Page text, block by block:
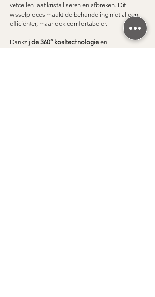
vetcellen laat kristalliseren en afbreken. Dit
wisselproces maakt de behandeling niet alleen
efficiënter, maar ook comfortabeler.
Dankzij de 360° koeltechnologie en